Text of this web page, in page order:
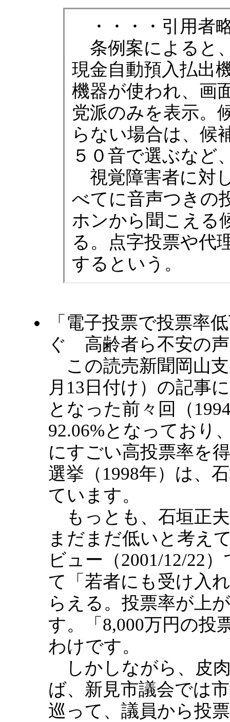
・・・・引用者
条例案によると
現金自動預入払出
機器が使われ、画
党派のみを表示。
らない場合は、候
５０音で選ぶなど
視覚障害者に対
べてに音声つきの
ホンから聞こえる
る。点字投票や代
するという。
「電子投票で投票
ぐ 高齢者ら不安の声
この読売新聞岡山
月13日付け）の記事
となった前々回（
92.06%となっており
にすごい高投票率を
選挙（1998年）は、
ています。
もっとも、石垣正
まだまだ低いと考え
ビュー（2001/12/22
て「若者にも受け入
らえる。投票率が上
す。「8,000万円の投
わけです。
しかしながら、皮
ば、新見市議会では
巡って、議員から投